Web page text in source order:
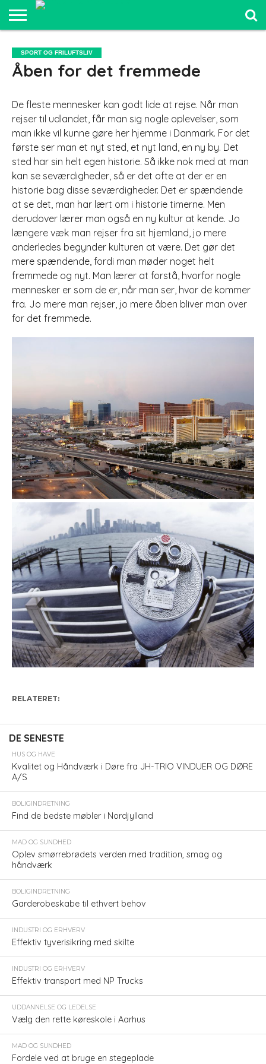
FRILUFTSLIV
COMPUTER
OG IT
OG
SJOV
ELEKTRONIK
MAD OG
SUNDHED
UDDANNELSE
OG LEDELSE
SPORT OG FRILUFTSLIV
Åben for det fremmede
De fleste mennesker kan godt lide at rejse. Når man
rejser til udlandet, får man sig nogle oplevelser, som
man ikke vil kunne gøre her hjemme i Danmark. For det
første ser man et nyt sted, et nyt land, en ny by. Det
sted har sin helt egen historie. Så ikke nok med at man
kan se seværdigheder, så er det ofte at der er en
historie bag disse seværdigheder. Det er spændende
at se det, man har lært om i historie timerne. Men
derudover lærer man også en ny kultur at kende. Jo
længere væk man rejser fra sit hjemland, jo mere
anderledes begynder kulturen at være. Det gør det
mere spændende, fordi man møder noget helt
fremmede og nyt. Man lærer at forstå, hvorfor nogle
mennesker er som de er, når man ser, hvor de kommer
fra. Jo mere man rejser, jo mere åben bliver man over
for det fremmede.
RELATERET:
DE SENESTE
HUS OG HAVE
Kvalitet og Håndværk i Døre fra JH-TRIO VINDUER OG DØRE
A/S
BOLIGINDRETNING
Find de bedste møbler i Nordjylland
MAD OG SUNDHED
Oplev smørrebrødets verden med tradition, smag og
håndværk
BOLIGINDRETNING
Garderobeskabe til ethvert behov
INDUSTRI OG ERHVERV
Effektiv tyverisikring med skilte
INDUSTRI OG ERHVERV
Effektiv transport med NP Trucks
UDDANNELSE OG LEDELSE
Vælg den rette køreskole i Aarhus
MAD OG SUNDHED
Fordele ved at bruge en stegeplade